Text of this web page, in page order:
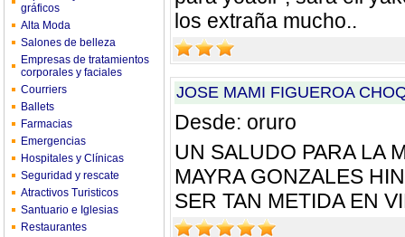
gráficos
Alta Moda
Salones de belleza
Empresas de tratamientos
corporales y faciales
Courriers
Ballets
Farmacias
Emergencias
Hospitales y Clínicas
Seguridad y rescate
Atractivos Turisticos
Santuario e Iglesias
Restaurantes
los extraña mucho..
JOSE MAMI FIGUEROA
Desde: oruro
UN SALUDO PARA LA
MAYRA GONZALES
SER TAN METIDA EN